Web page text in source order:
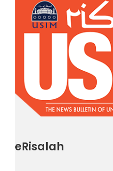
eRisalah